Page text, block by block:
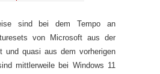
sind bei dem Tempo an
von Microsoft aus der
quasi aus dem vorherigen
mittlerweile bei Windows 11